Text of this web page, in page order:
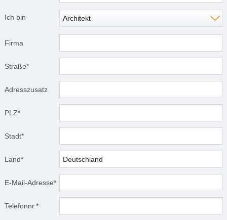
Ich bin Architekt
Firma
Straße*
Adresszusatz
PLZ*
Stadt*
Land*
E-Mail-Adresse*
Telefonnr.*